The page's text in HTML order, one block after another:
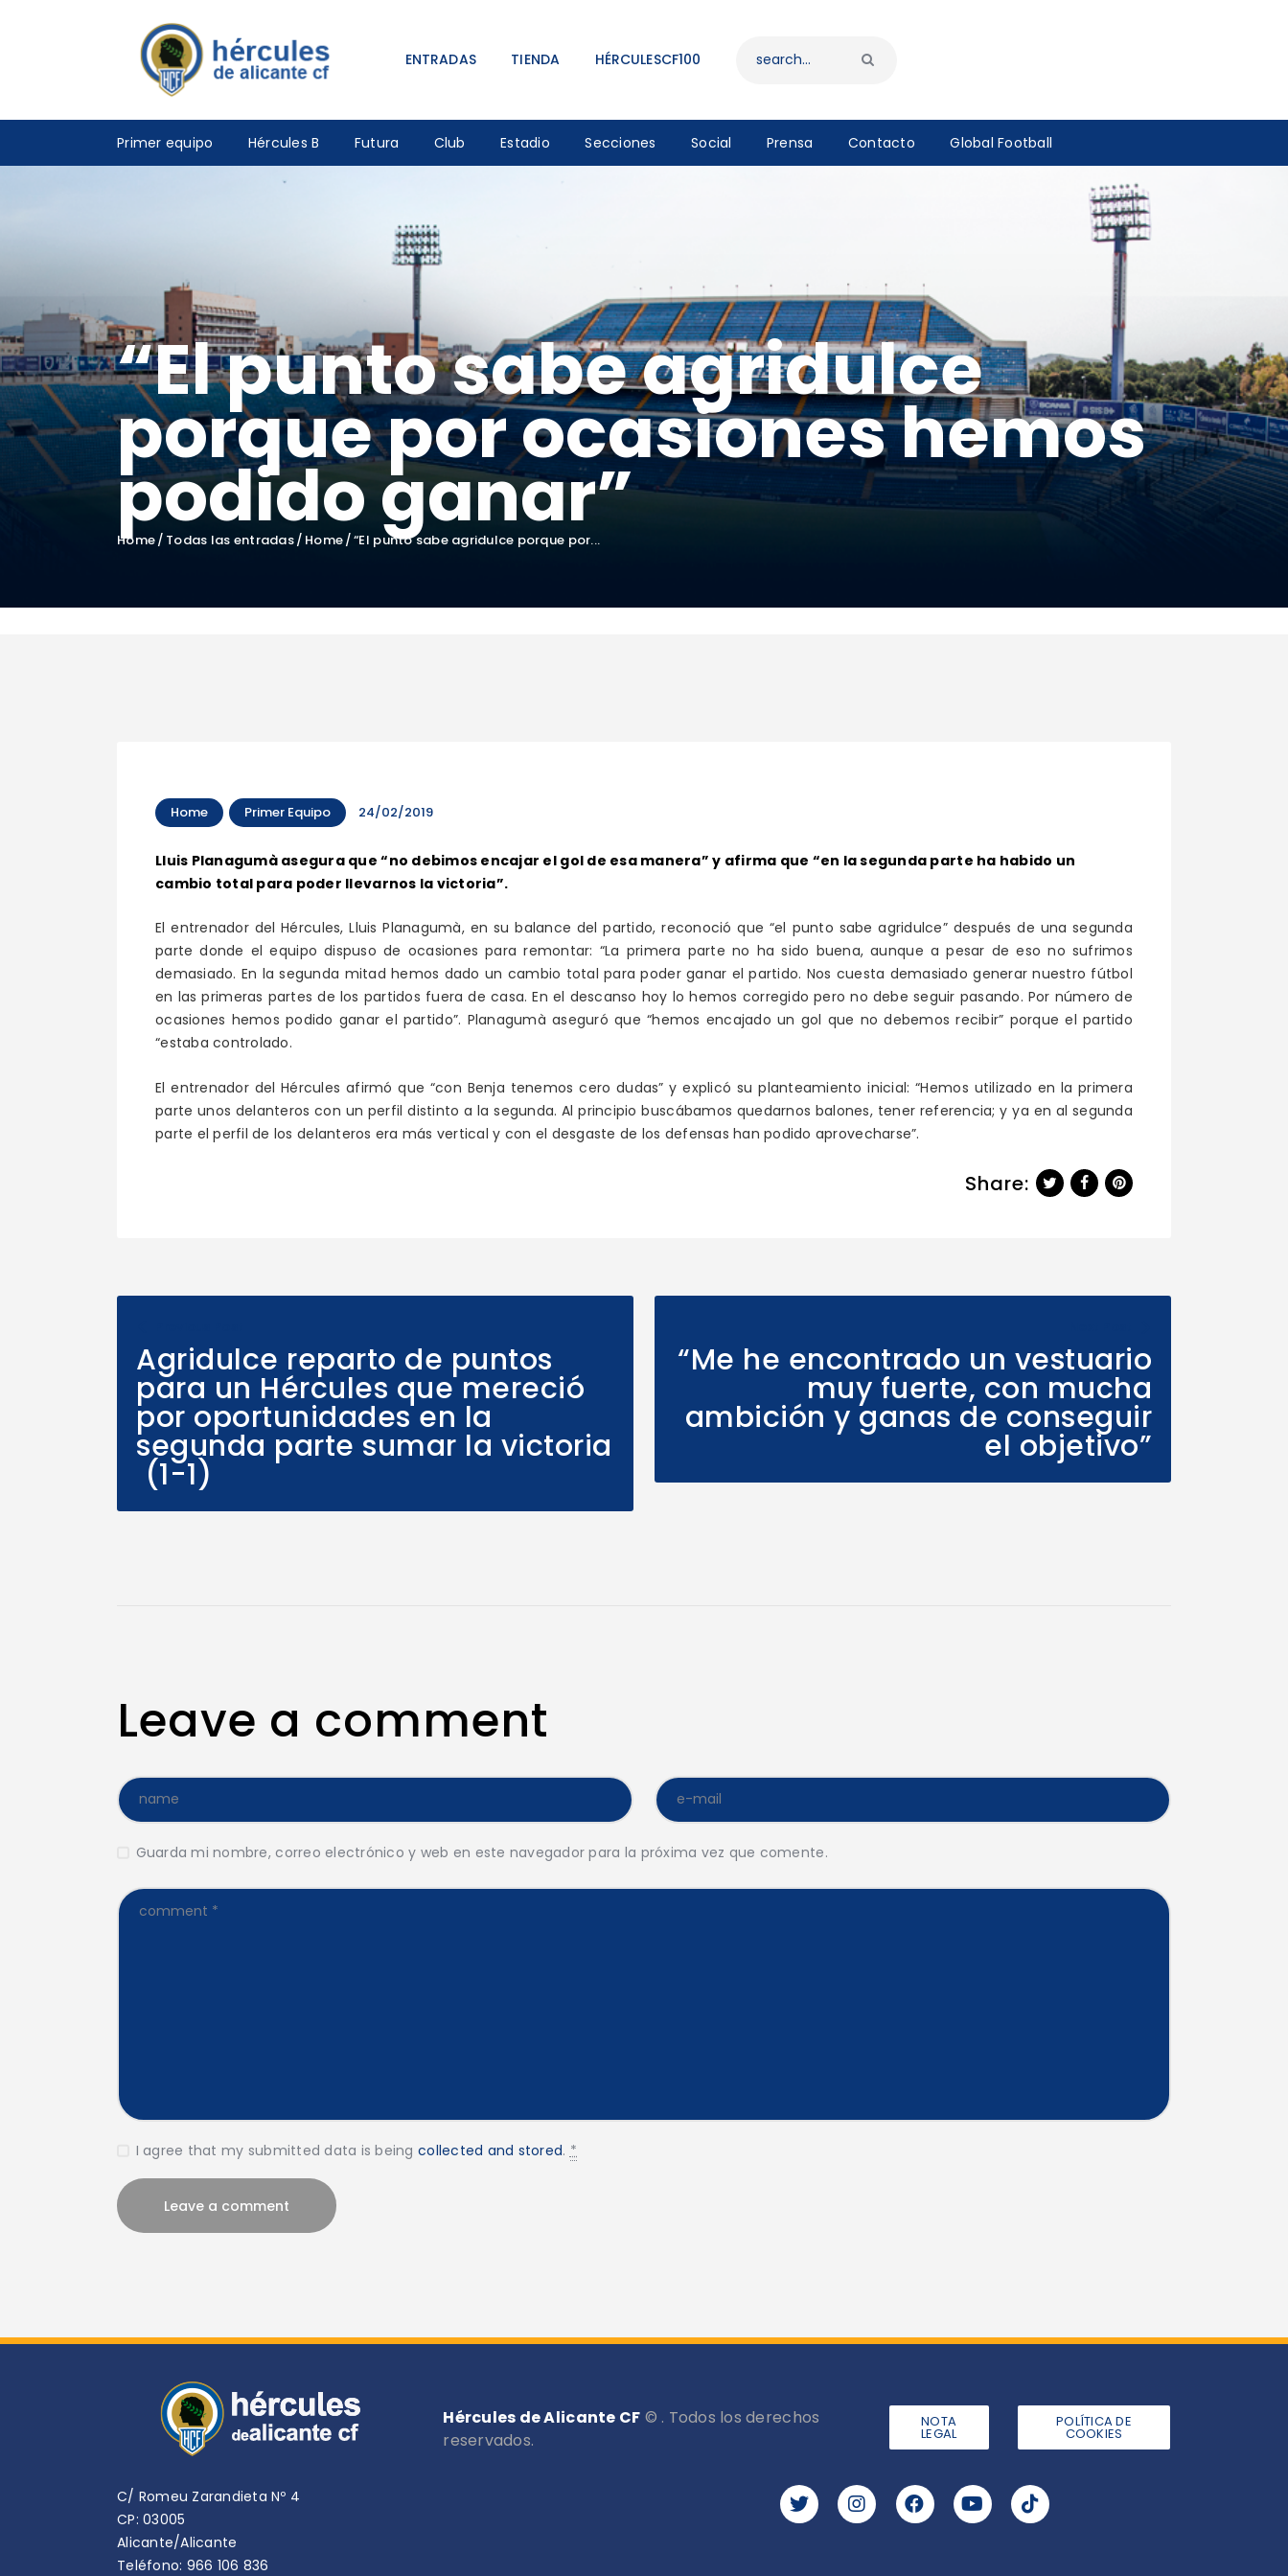
ENTRADAS TIENDA HÉRCULESCF100
Primer equipo Hércules B Futura Club Estadio Secciones Social Prensa Contacto Global Football
“El punto sabe agridulce
porque por ocasiones hemos
podido ganar”
Home Todas las entradas Home “El punto sabe agridulce porque por...
TIENDA
Home Primer Equipo 24/02/2019
Lluis Planagumà asegura que “no debimos encajar el gol de esa manera” y afirma que “en la segunda parte ha habido un
cambio total para poder llevarnos la victoria”.
El entrenador del Hércules, Lluis Planagumà, en su balance del partido, reconoció que “el punto sabe agridulce” después de una segunda
parte donde el equipo dispuso de ocasiones para remontar: “La primera parte no ha sido buena, aunque a pesar de eso no sufrimos
demasiado. En la segunda mitad hemos dado un cambio total para poder ganar el partido. Nos cuesta demasiado generar nuestro fútbol
en las primeras partes de los partidos fuera de casa. En el descanso hoy lo hemos corregido pero no debe seguir pasando. Por número de
ocasiones hemos podido ganar el partido”. Planagumà aseguró que “hemos encajado un gol que no debemos recibir” porque el partido
“estaba controlado.
El entrenador del Hércules afirmó que “con Benja tenemos cero dudas” y explicó su planteamiento inicial: “Hemos utilizado en la primera
parte unos delanteros con un perfil distinto a la segunda. Al principio buscábamos quedarnos balones, tener referencia; y ya en al segunda
parte el perfil de los delanteros era más vertical y con el desgaste de los defensas han podido aprovecharse”.
Share:
Agridulce reparto de puntos
para un Hércules que mereció
por oportunidades en la
segunda parte sumar la victoria
(1-1)
“Me he encontrado un vestuario
muy fuerte, con mucha
ambición y ganas de conseguir
el objetivo”
Leave a comment
Guarda mi nombre, correo electrónico y web en este navegador para la próxima vez que comente.
I agree that my submitted data is being collected and stored. *
Hércules de Alicante CF © . Todos los derechos
reservados.
NOTA
LEGAL
POLÍTICA DE
COOKIES
C/ Romeu Zarandieta Nº 4
CP: 03005
Alicante/Alicante
Teléfono: 966 106 836